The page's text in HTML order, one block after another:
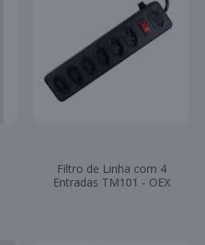
Filtro de Linha com 4
Entradas TM101 - OEX